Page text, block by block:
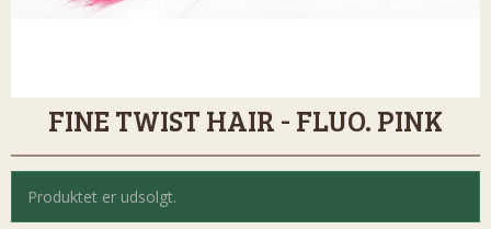
FINE TWIST HAIR - FLUO. PINK
Produktet er udsolgt.